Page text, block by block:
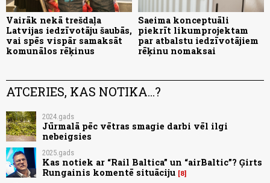
Vairāk nekā trešdaļa
Latvijas iedzīvotāju šaubās,
vai spēs vispār samaksāt
komunālos rēķinus
Saeima konceptuāli
piekrīt likumprojektam
par atbalstu iedzīvotājiem
rēķinu nomaksai
ATCERIES, KAS NOTIKA...?
2024.gads
Jūrmalā pēc vētras smagie darbi vēl ilgi
nebeigsies
2025.gads
Kas notiek ar “Rail Baltica” un “airBaltic”? Ģirts
Rungainis komentē situāciju 8